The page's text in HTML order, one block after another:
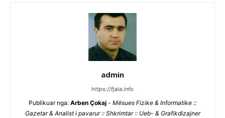
admin
https://fjala.info
Publikuar nga: Arben Çokaj - Mësues Fizike & Informatike ::
Gazetar & Analist i pavarur :: Shkrimtar :: Ueb- & Grafikdizajner